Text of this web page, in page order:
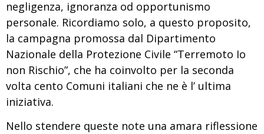
negligenza, ignoranza od opportunismo
personale. Ricordiamo solo, a questo proposito,
la campagna promossa dal Dipartimento
Nazionale della Protezione Civile “Terremoto Io
non Rischio”, che ha coinvolto per la seconda
volta cento Comuni italiani che ne è l’ ultima
iniziativa.
Nello stendere queste note una amara riflessione